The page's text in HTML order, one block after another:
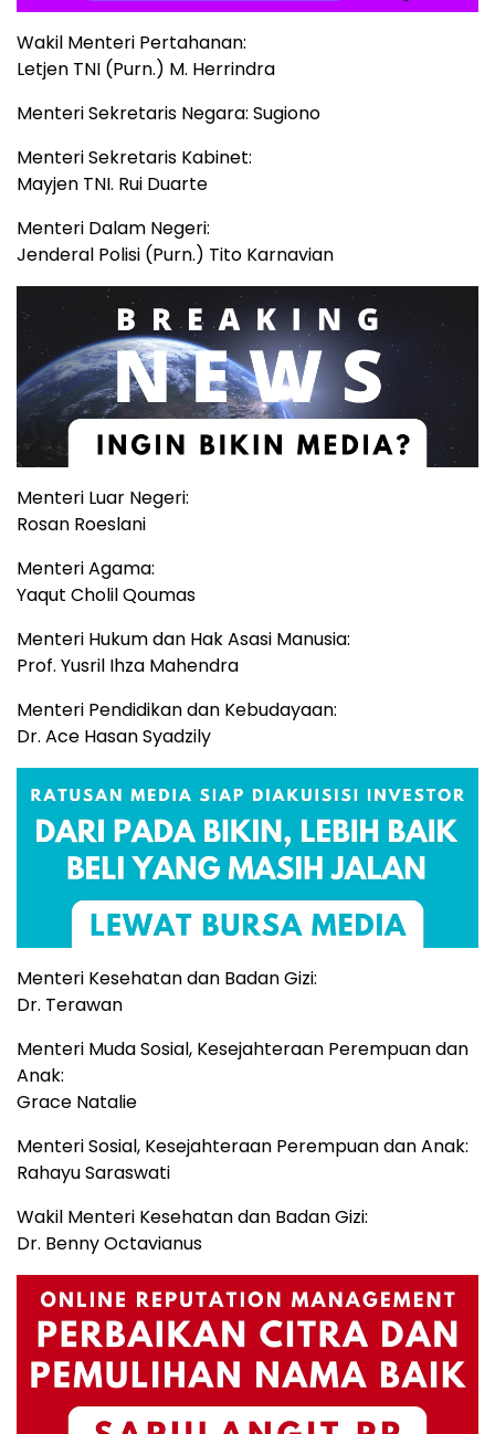
Wakil Menteri Pertahanan:
Letjen TNI (Purn.) M. Herrindra
Menteri Sekretaris Negara: Sugiono
Menteri Sekretaris Kabinet:
Mayjen TNI. Rui Duarte
Menteri Dalam Negeri:
Jenderal Polisi (Purn.) Tito Karnavian
Menteri Luar Negeri:
Rosan Roeslani
Menteri Agama:
Yaqut Cholil Qoumas
Menteri Hukum dan Hak Asasi Manusia:
Prof. Yusril Ihza Mahendra
Menteri Pendidikan dan Kebudayaan:
Dr. Ace Hasan Syadzily
Menteri Kesehatan dan Badan Gizi:
Dr. Terawan
Menteri Muda Sosial, Kesejahteraan Perempuan dan
Anak:
Grace Natalie
Menteri Sosial, Kesejahteraan Perempuan dan Anak:
Rahayu Saraswati
Wakil Menteri Kesehatan dan Badan Gizi:
Dr. Benny Octavianus